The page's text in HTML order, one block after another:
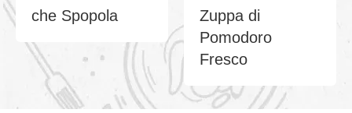
che Spopola
Zuppa di
Pomodoro
Fresco